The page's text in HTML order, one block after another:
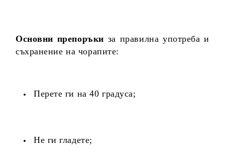
Основни препоръки за правилна употреба и
съхранение на чорапите:
Перете ги на 40 градуса;
Не ги гладете;